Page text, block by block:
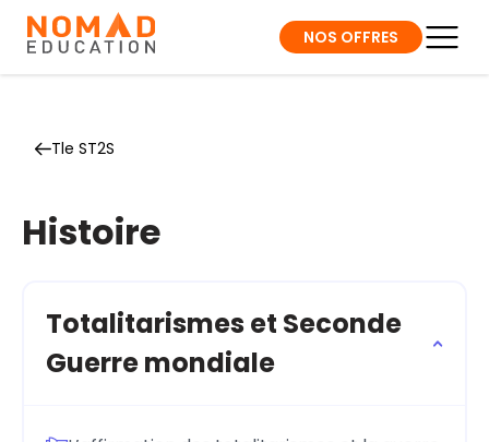
NOS OFFRES
Tle ST2S
Histoire
Totalitarismes et Seconde
Guerre mondiale